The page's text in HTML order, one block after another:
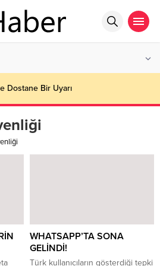
Dostane Bir Uyarı
WHATSAPP’TA SONA
GELİNDİ!
Türk kullanıcıların gösterdiği tepki